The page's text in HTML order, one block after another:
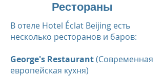
Рестораны
В отеле Hotel Éclat Beijing есть
несколько ресторанов и баров:
George's Restaurant(Современная
европейская кухня)